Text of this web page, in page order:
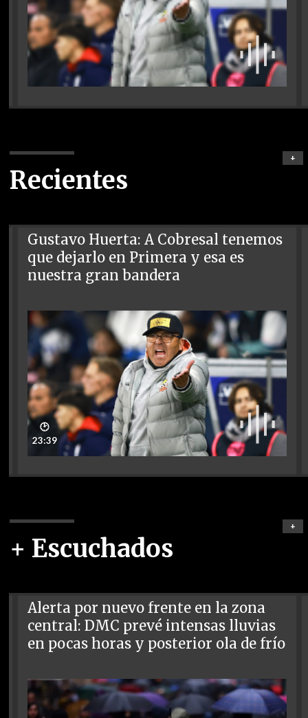
Recientes
+
Gustavo Huerta: A Cobresal tenemos
que dejarlo en Primera y esa es
nuestra gran bandera
🕑
23:39
+ Escuchados
+
Alerta por nuevo frente en la zona
central: DMC prevé intensas lluvias
en pocas horas y posterior ola de frío